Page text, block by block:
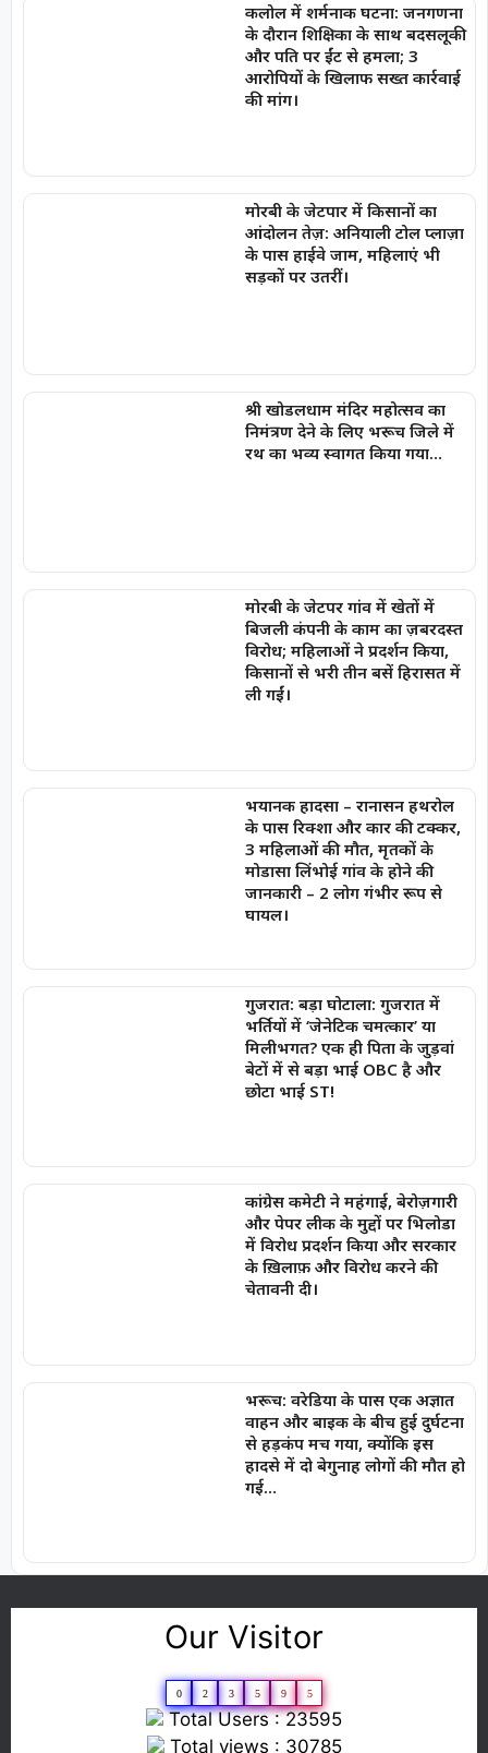
कलोल में शर्मनाक घटना: जनगणना
के दौरान शिक्षिका के साथ बदसलूकी
और पति पर ईंट से हमला; 3
आरोपियों के खिलाफ सख्त कार्रवाई
की मांग।
मोरबी के जेटपार में किसानों का
आंदोलन तेज़: अनियाली टोल प्लाज़ा
के पास हाईवे जाम, महिलाएं भी
सड़कों पर उतरीं।
श्री खोडलधाम मंदिर महोत्सव का
निमंत्रण देने के लिए भरूच जिले में
रथ का भव्य स्वागत किया गया…
मोरबी के जेटपर गांव में खेतों में
बिजली कंपनी के काम का ज़बरदस्त
विरोध; महिलाओं ने प्रदर्शन किया,
किसानों से भरी तीन बसें हिरासत में
ली गईं।
भयानक हादसा – रानासन हथरोल
के पास रिक्शा और कार की टक्कर,
3 महिलाओं की मौत, मृतकों के
मोडासा लिंभोई गांव के होने की
जानकारी – 2 लोग गंभीर रूप से
घायल।
गुजरात: बड़ा घोटाला: गुजरात में
भर्तियों में ‘जेनेटिक चमत्कार’ या
मिलीभगत? एक ही पिता के जुड़वां
बेटों में से बड़ा भाई OBC है और
छोटा भाई ST!
कांग्रेस कमेटी ने महंगाई, बेरोज़गारी
और पेपर लीक के मुद्दों पर भिलोडा
में विरोध प्रदर्शन किया और सरकार
के ख़िलाफ़ और विरोध करने की
चेतावनी दी।
भरूच: वरेडिया के पास एक अज्ञात
वाहन और बाइक के बीच हुई दुर्घटना
से हड़कंप मच गया, क्योंकि इस
हादसे में दो बेगुनाह लोगों की मौत हो
गई…
Our Visitor
0 2 3 5 9 5
Total Users : 23595
Total views : 30785